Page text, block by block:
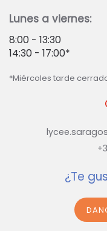
Lunes a viernes:
8:00 - 13:30
14:30 - 17:00*
*Miércoles tarde
¿Te